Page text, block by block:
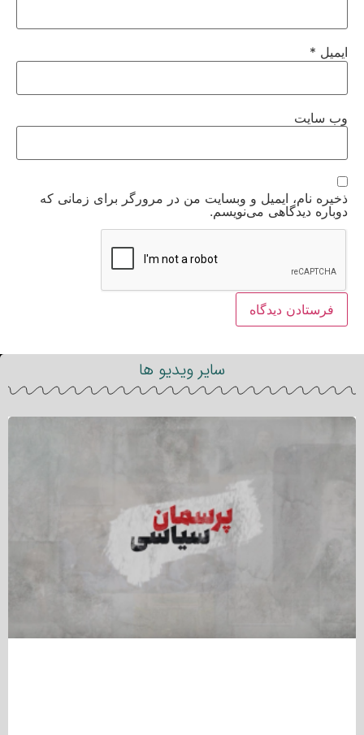
ایمیل *
وب‌ سایت
ذخیره نام، ایمیل و وبسایت من در مرورگر برای زمانی که
دوباره دیدگاهی می‌نویسم.
سایر ویدیو ها